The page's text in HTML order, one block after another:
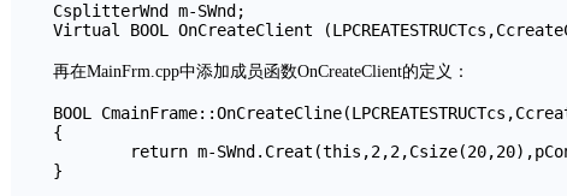
CsplitterWnd m-SWnd;
Virtual BOOL OnCreateClient
再在MainFrm.cpp中添加成员函数OnCreateClient的定义：
BOOL
{
return m-
}